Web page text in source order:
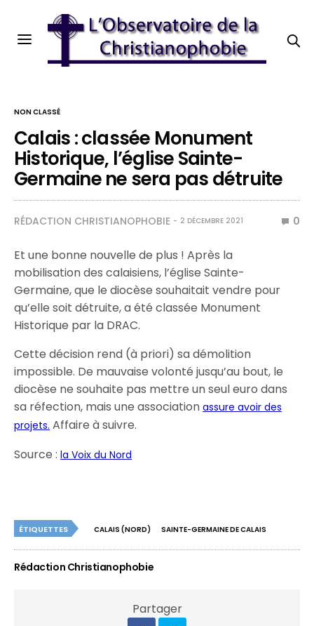
NON CLASSÉ
Calais : classée Monument
Historique, l’église Sainte-
Germaine ne sera pas détruite
RÉDACTION CHRISTIANOPHOBIE 2 DÉCEMBRE 2021 0
Et une bonne nouvelle de plus ! Après la
mobilisation des calaisiens, l’église Sainte-
Germaine, que le diocèse souhaitait vendre pour
qu’elle soit détruite, a été classée Monument
Historique par la DRAC.
Cette décision rend (à priori) sa démolition
impossible. De mauvaise volonté jusqu’au bout, le
diocèse ne souhaite pas mettre un seul euro dans
sa réfection, mais une associationassure avoir des
projets. Affaire à suivre.
Source :la Voix du Nord
ÉTIQUETTES CALAIS (NORD) SAINTE-GERMAINE DE CALAIS
Rédaction Christianophobie
Partager